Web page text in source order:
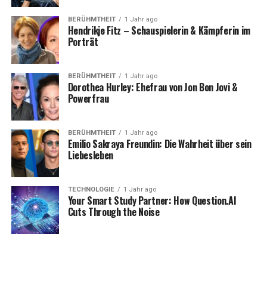
BERÜHMTHEIT 1 Jahr ago
Hendrikje Fitz – Schauspielerin & Kämpferin im
Porträt
BERÜHMTHEIT 1 Jahr ago
Dorothea Hurley: Ehefrau von Jon Bon Jovi &
Powerfrau
BERÜHMTHEIT 1 Jahr ago
Emilio Sakraya Freundin: Die Wahrheit über sein
Liebesleben
TECHNOLOGIE 1 Jahr ago
Your Smart Study Partner: How Question.AI
Cuts Through the Noise